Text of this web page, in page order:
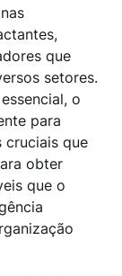
que
setores.
o
para
cruciais que
obter
que o